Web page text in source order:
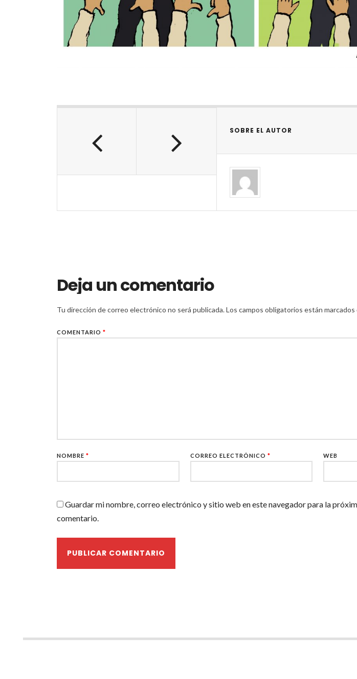
SOBRE EL AUTOR
Deja un comentario
Tu dirección de correo electrónico no será publicada.Los campos obligatorios están marcados
COMENTARIO *
NOMBRE * CORREO ELECTRÓNICO * WEB
Guardar mi nombre, correo electrónico y sitio web en este navegador para la
comentario.